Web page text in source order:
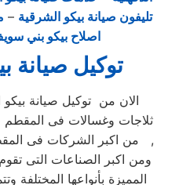
تليفون صيانة بيكو الشرقية –
اصلاح بيكو بني
توكيل صيانة
الان من توكيل صيانة
ثلاجات وغسالات فى
من اكبر الشركات فى المقطم فى صيانة الاجهزة الكهربائيه ,
ومن اكبر الصناعات التى
المميزة بأنواعها المختلفة